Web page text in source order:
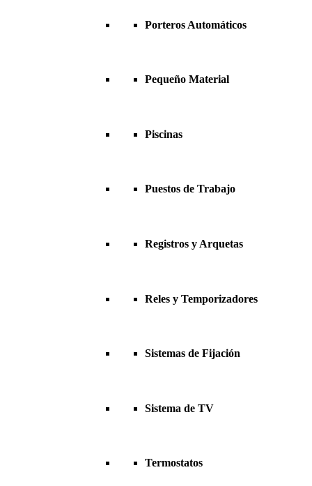
Porteros Automáticos
Pequeño Material
Piscinas
Puestos de Trabajo
Registros y Arquetas
Reles y Temporizadores
Sistemas de Fijación
Sistema de TV
Termostatos